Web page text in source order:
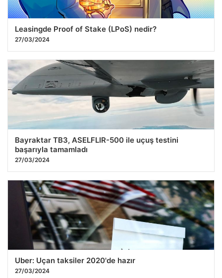
Leasingde Proof of Stake (LPoS) nedir?
27/03/2024
Bayraktar TB3, ASELFLIR-500 ile uçuş testini
başarıyla tamamladı
27/03/2024
Uber: Uçan taksiler 2020'de hazır
27/03/2024